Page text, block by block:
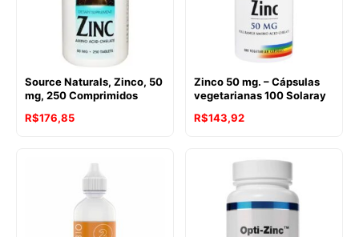
Source Naturals, Zinco, 50
mg, 250 Comprimidos
R$176,85
Zinco 50 mg. – Cápsulas
vegetarianas 100 Solaray
R$143,92